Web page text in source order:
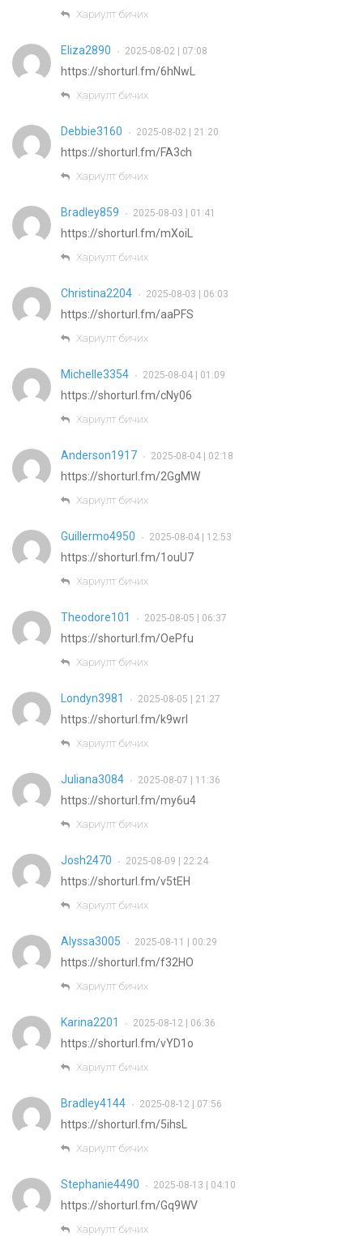
Хариулт бичих
Eliza2890 • 2025-08-02 | 07:08
https://shorturl.fm/6hNwL
Хариулт бичих
Debbie3160 • 2025-08-02 | 21:20
https://shorturl.fm/FA3ch
Хариулт бичих
Bradley859 • 2025-08-03 | 01:41
https://shorturl.fm/mXoiL
Хариулт бичих
Christina2204 • 2025-08-03 | 06:03
https://shorturl.fm/aaPFS
Хариулт бичих
Michelle3354 • 2025-08-04 | 01:09
https://shorturl.fm/cNy06
Хариулт бичих
Anderson1917 • 2025-08-04 | 02:18
https://shorturl.fm/2GgMW
Хариулт бичих
Guillermo4950 • 2025-08-04 | 12:53
https://shorturl.fm/1ouU7
Хариулт бичих
Theodore101 • 2025-08-05 | 06:37
https://shorturl.fm/OePfu
Хариулт бичих
Londyn3981 • 2025-08-05 | 21:27
https://shorturl.fm/k9wrl
Хариулт бичих
Juliana3084 • 2025-08-07 | 11:36
https://shorturl.fm/my6u4
Хариулт бичих
Josh2470 • 2025-08-09 | 22:24
https://shorturl.fm/v5tEH
Хариулт бичих
Alyssa3005 • 2025-08-11 | 00:29
https://shorturl.fm/f32HO
Хариулт бичих
Karina2201 • 2025-08-12 | 06:36
https://shorturl.fm/vYD1o
Хариулт бичих
Bradley4144 • 2025-08-12 | 07:56
https://shorturl.fm/5ihsL
Хариулт бичих
Stephanie4490 • 2025-08-13 | 04:10
https://shorturl.fm/Gq9WV
Хариулт бичих